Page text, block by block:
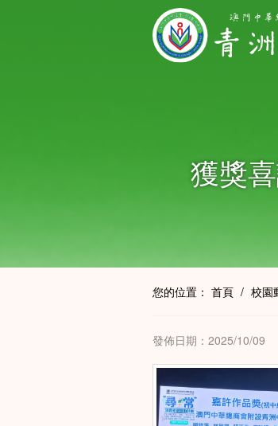
獲獎
您的位置： 首頁 / 校園
發佈日期：2025/10/09